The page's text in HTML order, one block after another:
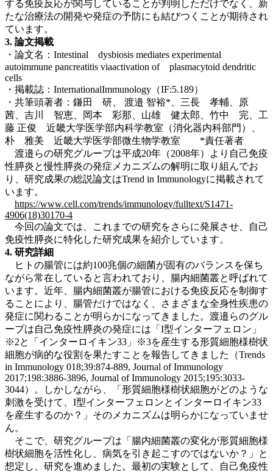
する免疫反応が関与していることが判明しただけでなく、新
たな治療法の開発や発症の予防にも結びつくことが期待され
ています。
3. 論文掲載
・論文名：Intestinal dysbiosis mediates experimental
autoimmune pancreatitis viaactivation of plasmacytoid dendritic
cells
・掲載誌：InternationalImmunology（IF:5.189）
・共筆頭著者：鎌田 研、 渡邉 智裕*、三長 孝輔、原
茜、吉川 智恵、岡本 彩那、山雄 健太郎、竹中 完、工
藤 正俊 近畿大学医学部内科学教室（消化器内科部門）、
朴 雅美 近畿大学医学部微生物学教室 *責任著者
渡邉らの研究グループは平成20年（2008年）より自己免疫
性膵炎と慢性膵炎の発症メカニズムの解明に取り組んでお
り、研究成果の総説論文はTrend in Immunologyに掲載されて
います。
https://www.cell.com/trends/immunology/fulltext/S1471-
4906(18)30170-4
今回の論文では、これまでの研究をさらに発展させ、自己
免疫性膵炎に特化した研究成果を紹介しています。
4. 研究詳細
ヒトの腸管には約100兆個の細菌が固有のバランスを保ち
ながら常在していると言われており、腸内細菌叢と呼ばれて
います。近年、腸内細菌叢が腸管における免疫反応を制御す
ることにより、腸管だけではなく、さまざまな全身性疾患の
発症に関わることが明らかになってきました。渡邉らのグル
ープは自己免疫性膵炎の発症には「I型インターフェロン」
※2と「インターロイキン33」※3を産生する形質細胞様樹状
細胞が病的な役割を果たすことを報告してきました（Trends
in Immunology 018;39:874-889, Journal of Immunology
2017;198:3886-3896, Journal of Immunology 2015;195:3033-
3044）。しかしながら、「形質細胞様樹状細胞がどのような
刺激を受けて、I型インターフェロンとインターロイキン33
を産生するのか？」そのメカニズムは明らかになっていませ
ん。
そこで、研究グループは「腸内細菌叢の変化が形質細胞様
樹状細胞を活性化し、病気を引き起こすのではないか？」と
想定し、研究を進めました。最初の実験として、自己免疫性